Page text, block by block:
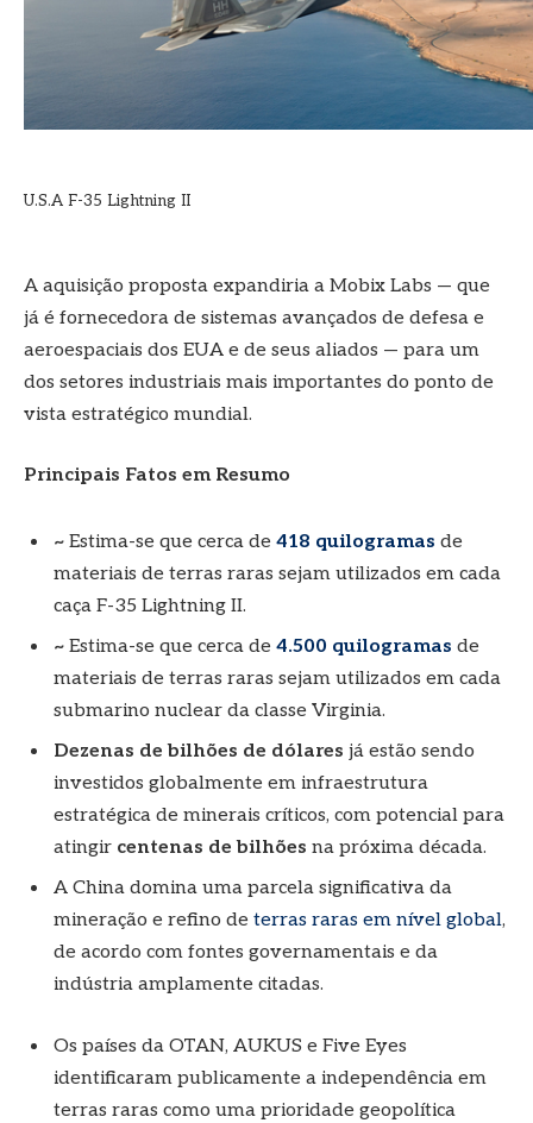
U.S.A F-35 Lightning II
A aquisição proposta expandiria a Mobix Labs — que
já é fornecedora de sistemas avançados de defesa e
aeroespaciais dos EUA e de seus aliados — para um
dos setores industriais mais importantes do ponto de
vista estratégico mundial.
Principais Fatos em Resumo
~ Estima-se que cerca de 418 quilogramas de
materiais de terras raras sejam utilizados em cada
caça F-35 Lightning II.
~ Estima-se que cerca de 4.500 quilogramas de
materiais de terras raras sejam utilizados em cada
submarino nuclear da classe Virginia.
Dezenas de bilhões de dólares já estão sendo
investidos globalmente em infraestrutura
estratégica de minerais críticos, com potencial para
atingir centenas de bilhões na próxima década.
A China domina uma parcela significativa da
mineração e refino de terras raras em nível global,
de acordo com fontes governamentais e da
indústria amplamente citadas.
Os países da OTAN, AUKUS e Five Eyes
identificaram publicamente a independência em
terras raras como uma prioridade geopolítica